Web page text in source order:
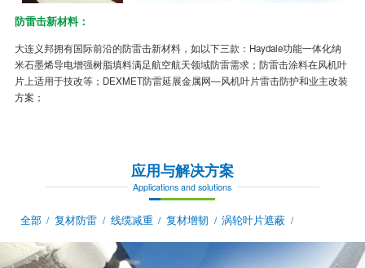
防雷击新材料：
大连义邦拥有国际前沿的防雷击新材料，如以下三款：Haydale功能一体化纳
米石墨烯导电增强树脂填料满足航空航天领域防雷需求；防雷击涂料在风机叶
片上适用于技改等；DEXMET防雷延展金属网—风机叶片雷击防护和业主改装
方案；
应用与解决方案
Applications and solutions
全部 / 复材防雷 / 线缆减重 / 复材增韧 / 涡轮叶片遮蔽 /